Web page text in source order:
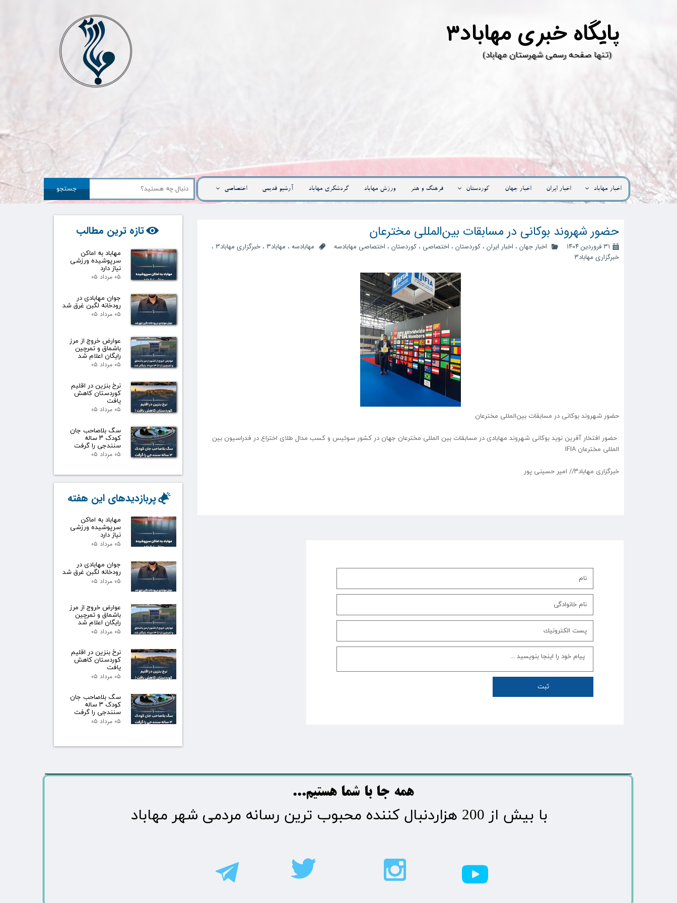
پ
​(تنها صفحه رسمی شهرستان مهاباد)
اخبار مهاباد اخبار ایران اخبار جهان کوردستان فرهنگ و هنر ورزش مهاباد گردشگری مهاباد آرشیو قدیمی اختصاصی جستجو
حضور شهروند بوکانی در مسابقات بین‌المللی مخترعان
۳۱ فروردین ۱۴۰۴ اخبار جهان ، اخبار ایران ،کوردستان ، اختصاصی ،کوردستان ، اختصاصی مهابادسه مهابادسه ، مهاباد۳ ،خبرگزاری مهاباد3
،
خبرگزاری مهاباد۳
حضور شهروند بوکانی در مسابقات بین‌المللی مخترعان
حضور افتخار آفرین نوید بوکانی شهروند مهابادی در مسابقات بین المللی مخترعان جهان در کشور سوئیس و کسب مدال طلای اختراع در فدراسیون بین
المللی مخترعان IFIA
خبرگزاری مهاباد۳// امير حسینی پور
تازه ترین مطالب
مهاباد به اماکن
سرپوشیده ورزشی
نیاز دارد
۰۵ مرداد ۰۵
جوان مهابادی در
رودخانه لگبن غرق شد
۰۵ مرداد ۰۵
عوارض خروج از مرز
باشماق و تمرچین
رایگان اعلام شد
۰۵ مرداد ۰۵
نرخ بنزین در اقلیم
کوردستان کاهش
یافت
۰۵ مرداد ۰۵
سگ بلاصاحب جان
کودک ۳ ساله
سنندجی را گرفت
۰۵ مرداد ۰۵
مهاباد به اماکن
سرپوشیده ورزشی
نیاز دارد
۰۵ مرداد ۰۵
جوان مهابادی در
رودخانه لگبن غرق شد
۰۵ مرداد ۰۵
عوارض خروج از مرز
باشماق و تمرچین
رایگان اعلام شد
۰۵ مرداد ۰۵
نرخ بنزین در اقلیم
کوردستان کاهش
یافت
۰۵ مرداد ۰۵
سگ بلاصاحب جان
کودک ۳ ساله
سنندجی را گرفت
۰۵ مرداد ۰۵
پربازدیدهای این هفته
ثبت
​​​همه جا با شما هستیم...​​​​​​​​​​​​​​
​با بیش از 200 هزاردنبال کننده محبوب ترین رسانه مردمی شهر مهاباد​​​​​​​​​​​​​​